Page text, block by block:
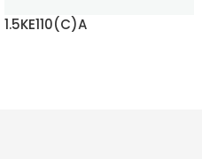
1.5KE110(C)A